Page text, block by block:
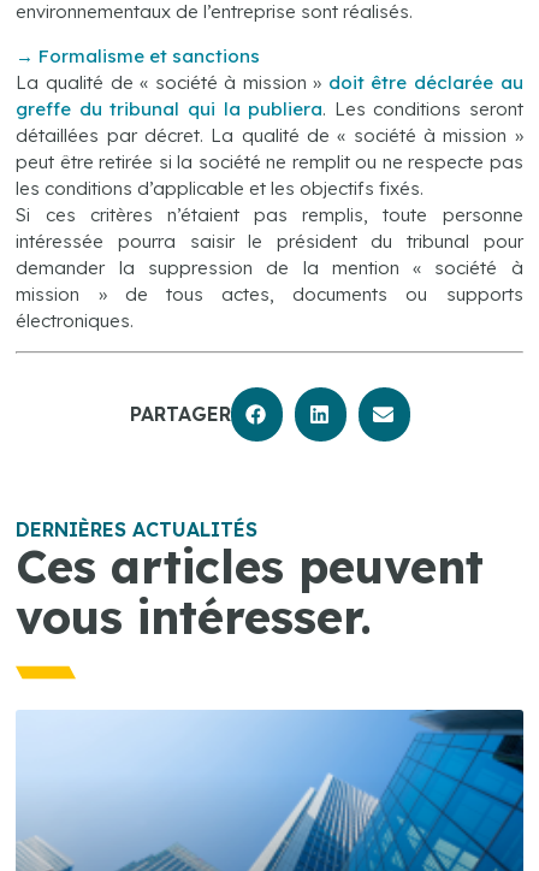
environnementaux de l’entreprise sont réalisés.
→ Formalisme et sanctions
La qualité de « société à mission » doit être déclarée au
greffe du tribunal qui la publiera. Les conditions seront
détaillées par décret. La qualité de « société à mission »
peut être retirée si la société ne remplit ou ne respecte pas
les conditions d’applicable et les objectifs fixés.
Si ces critères n’étaient pas remplis, toute personne
intéressée pourra saisir le président du tribunal pour
demander la suppression de la mention « société à
mission » de tous actes, documents ou supports
électroniques.
PARTAGER
DERNIÈRES ACTUALITÉS
Ces articles peuvent
vous intéresser.